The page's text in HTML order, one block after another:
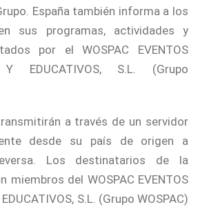
España también informa a los
sus programas, actividades y
por el WOSPAC EVENTOS
Y EDUCATIVOS, S.L. (Grupo
a través de un servidor
desde su país de origen a
Los destinatarios de la
miembros del WOSPAC EVENTOS
S.L. (Grupo WOSPAC)